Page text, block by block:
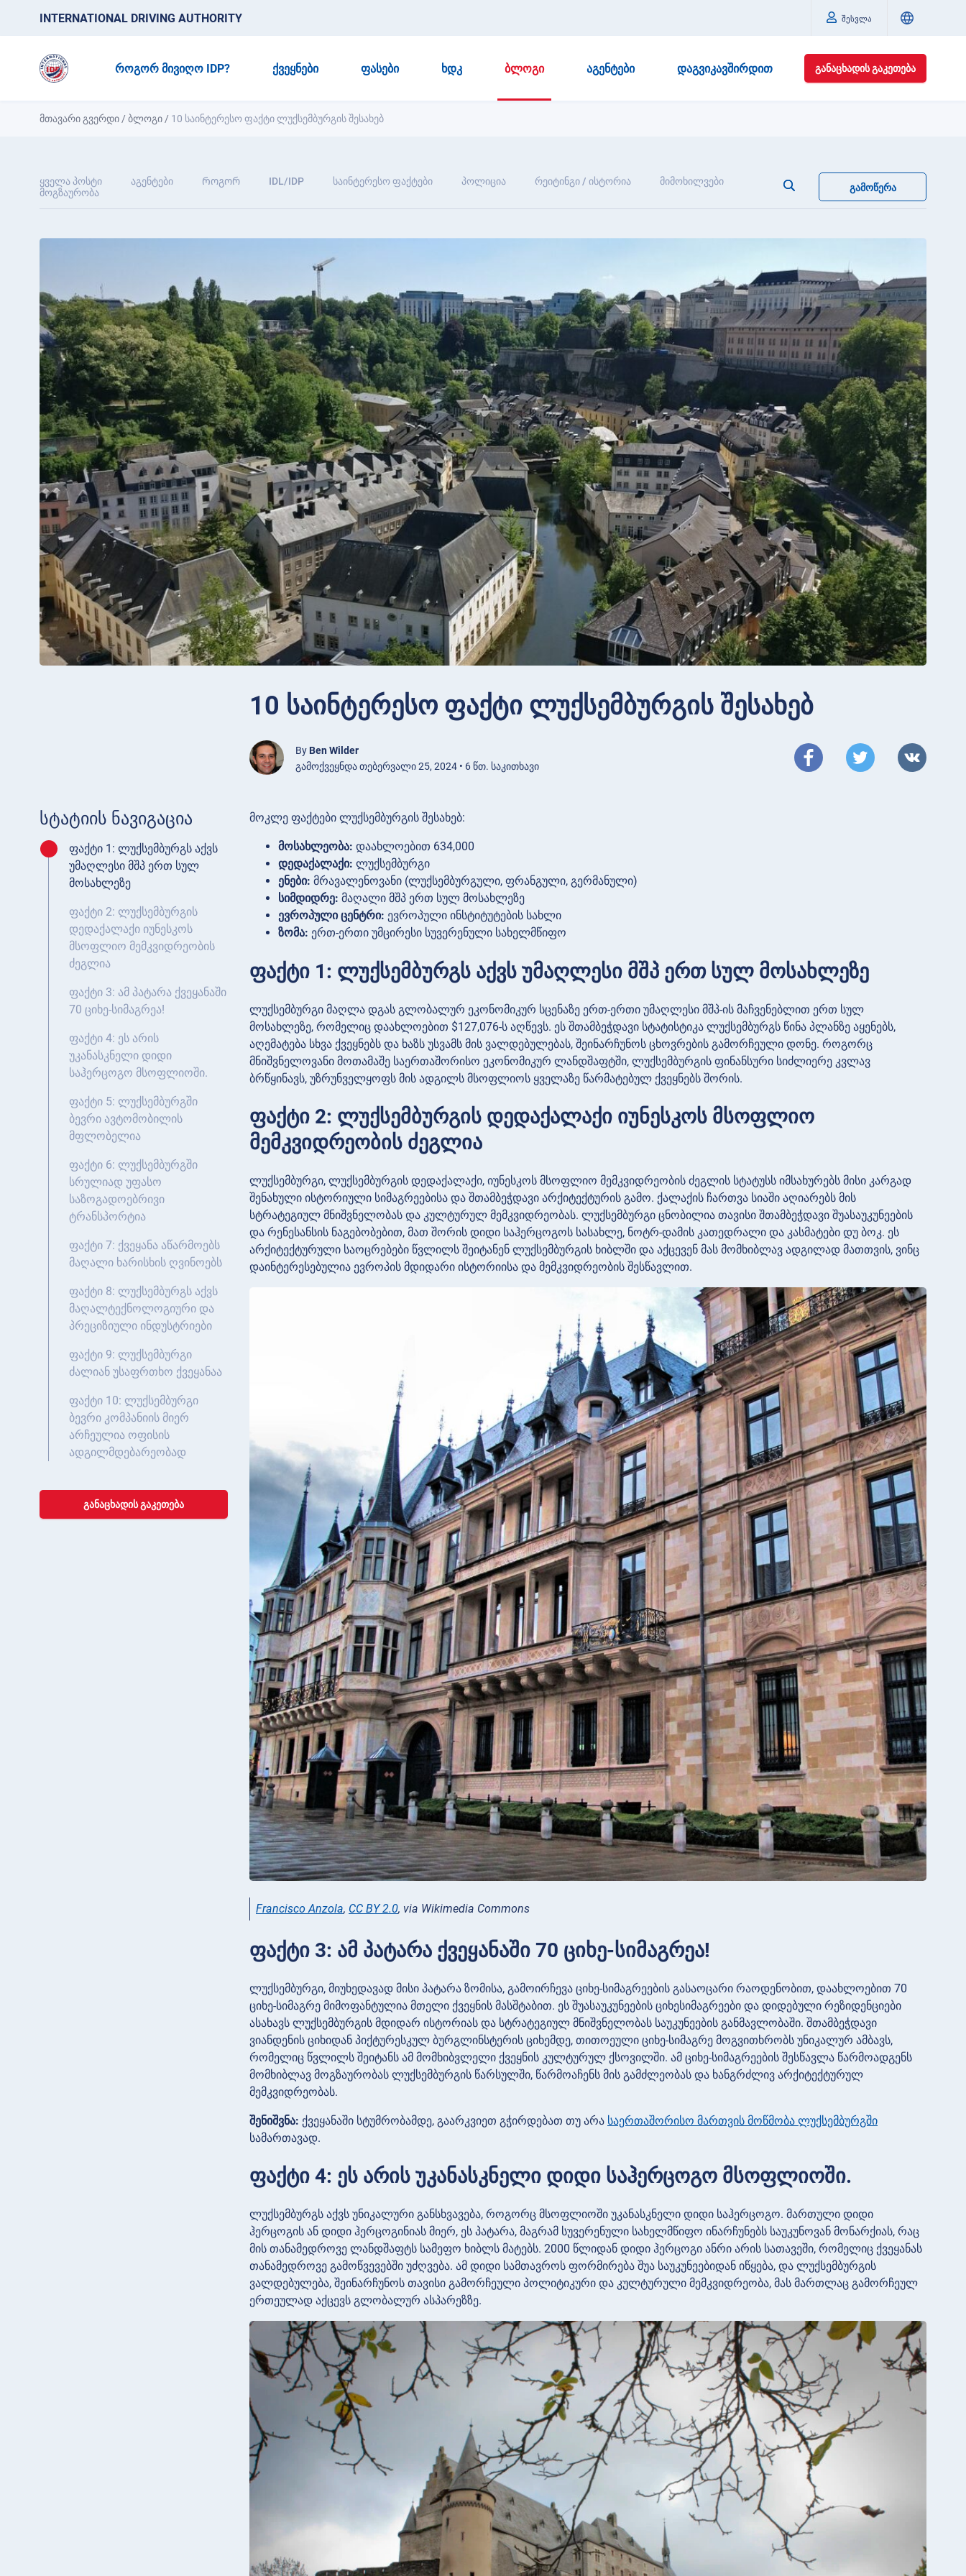
INTERNATIONAL DRIVING AUTHORITY შესვლა
ᲠᲝᲒᲝᲠ ᲛᲘᲕᲘᲦᲝ IDP? ᲥᲕᲔᲧᲜᲔᲑᲘ ᲤᲐᲡᲔᲑᲘ ᲮᲓᲙ ᲑᲚᲝᲒᲘ ᲐᲒᲔᲜᲢᲔᲑᲘ ᲓᲐᲒᲕᲘᲙᲐᲕᲨᲘᲠᲓᲘᲗ ᲒᲐᲜᲐᲪᲮᲐᲓᲘᲡ ᲒᲐᲙᲔᲗᲔᲑᲐ
მთავარი გვერდი /ბლოგი / 10 საინტერესო ფაქტი ლუქსემბურგის შესახებ
ყველა პოსტი აგენტები Როგორ IDL/IDP საინტერესო ფაქტები პოლიცია რეიტინგი / ისტორია
მიმოხილვები
მოგზაურობა
ᲒᲐᲛᲝᲬᲔᲠᲐ
10 საინტერესო ფაქტი ლუქსემბურგის შესახებ
By Ben Wilder
გამოქვეყნდა თებერვალი 25, 2024 • 6 წთ. საკითხავი
სტატიის ნავიგაცია
ფაქტი 1: ლუქსემბურგს აქვს
უმაღლესი მშპ ერთ სულ
მოსახლეზე
ფაქტი 2: ლუქსემბურგის
დედაქალაქი იუნესკოს
მსოფლიო მემკვიდრეობის
ძეგლია
ფაქტი 3: ამ პატარა ქვეყანაში
70 ციხე-სიმაგრეა!
ფაქტი 4: ეს არის
უკანასკნელი დიდი
საჰერცოგო მსოფლიოში.
ფაქტი 5: ლუქსემბურგში
ბევრი ავტომობილის
მფლობელია
ფაქტი 6: ლუქსემბურგში
სრულიად უფასო
საზოგადოებრივი
ტრანსპორტია
ფაქტი 7: ქვეყანა აწარმოებს
მაღალი ხარისხის ღვინოებს
ფაქტი 8: ლუქსემბურგს აქვს
მაღალტექნოლოგიური და
პრეციზიული ინდუსტრიები
ფაქტი 9: ლუქსემბურგი
ძალიან უსაფრთხო ქვეყანაა
ფაქტი 10: ლუქსემბურგი
ბევრი კომპანიის მიერ
არჩეულია ოფისის
ადგილმდებარეობად
ᲒᲐᲜᲐᲪᲮᲐᲓᲘᲡ ᲒᲐᲙᲔᲗᲔᲑᲐ
მოკლე ფაქტები ლუქსემბურგის შესახებ:
მოსახლეობა: დაახლოებით 634,000
დედაქალაქი: ლუქსემბურგი
ენები: მრავალენოვანი (ლუქსემბურგული, ფრანგული, გერმანული)
სიმდიდრე: მაღალი მშპ ერთ სულ მოსახლეზე
ევროპული ცენტრი: ევროპული ინსტიტუტების სახლი
ზომა: ერთ-ერთი უმცირესი სუვერენული სახელმწიფო
ფაქტი 1: ლუქსემბურგს აქვს უმაღლესი მშპ ერთ სულ მოსახლეზე
ლუქსემბურგი მაღლა დგას გლობალურ ეკონომიკურ სცენაზე ერთ-ერთი უმაღლესი მშპ-ის მაჩვენებლით ერთ სულ
მოსახლეზე, რომელიც დაახლოებით $127,076-ს აღწევს. ეს შთამბეჭდავი სტატისტიკა ლუქსემბურგს წინა პლანზე აყენებს,
აღემატება სხვა ქვეყნებს და ხაზს უსვამს მის ვალდებულებას, შეინარჩუნოს ცხოვრების გამორჩეული დონე. როგორც
მნიშვნელოვანი მოთამაშე საერთაშორისო ეკონომიკურ ლანდშაფტში, ლუქსემბურგის ფინანსური სიძლიერე კვლავ
ბრწყინავს, უზრუნველყოფს მის ადგილს მსოფლიოს ყველაზე წარმატებულ ქვეყნებს შორის.
ფაქტი 2: ლუქსემბურგის დედაქალაქი იუნესკოს მსოფლიო
მემკვიდრეობის ძეგლია
ლუქსემბურგი, ლუქსემბურგის დედაქალაქი, იუნესკოს მსოფლიო მემკვიდრეობის ძეგლის სტატუსს იმსახურებს მისი კარგად
შენახული ისტორიული სიმაგრეებისა და შთამბეჭდავი არქიტექტურის გამო. ქალაქის ჩართვა სიაში აღიარებს მის
სტრატეგიულ მნიშვნელობას და კულტურულ მემკვიდრეობას. ლუქსემბურგი ცნობილია თავისი შთამბეჭდავი შუასაუკუნეების
და რენესანსის ნაგებობებით, მათ შორის დიდი საჰერცოგოს სასახლე, ნოტრ-დამის კათედრალი და კასმატები დუ ბოკ. ეს
არქიტექტურული საოცრებები წვლილს შეიტანენ ლუქსემბურგის ხიბლში და აქცევენ მას მომხიბლავ ადგილად მათთვის, ვინც
დაინტერესებულია ევროპის მდიდარი ისტორიისა და მემკვიდრეობის შესწავლით.
Francisco Anzola, CC BY 2.0, via Wikimedia Commons
ფაქტი 3: ამ პატარა ქვეყანაში 70 ციხე-სიმაგრეა!
ლუქსემბურგი, მიუხედავად მისი პატარა ზომისა, გამოირჩევა ციხე-სიმაგრეების გასაოცარი რაოდენობით, დაახლოებით 70
ციხე-სიმაგრე მიმოფანტულია მთელი ქვეყნის მასშტაბით. ეს შუასაუკუნეების ციხესიმაგრეები და დიდებული რეზიდენციები
ასახავს ლუქსემბურგის მდიდარ ისტორიას და სტრატეგიულ მნიშვნელობას საუკუნეების განმავლობაში. შთამბეჭდავი
ვიანდენის ციხიდან პიქტურესკულ ბურგლინსტერის ციხემდე, თითოეული ციხე-სიმაგრე მოგვითხრობს უნიკალურ ამბავს,
რომელიც წვლილს შეიტანს ამ მომხიბვლელი ქვეყნის კულტურულ ქსოვილში. ამ ციხე-სიმაგრეების შესწავლა წარმოადგენს
მომხიბლავ მოგზაურობას ლუქსემბურგის წარსულში, წარმოაჩენს მის გამძლეობას და ხანგრძლივ არქიტექტურულ
მემკვიდრეობას.
შენიშვნა: ქვეყანაში სტუმრობამდე, გაარკვიეთ გჭირდებათ თუ არა საერთაშორისო მართვის მოწმობა ლუქსემბურგში
სამართავად.
ფაქტი 4: ეს არის უკანასკნელი დიდი საჰერცოგო მსოფლიოში.
ლუქსემბურგს აქვს უნიკალური განსხვავება, როგორც მსოფლიოში უკანასკნელი დიდი საჰერცოგო. მართული დიდი
ჰერცოგის ან დიდი ჰერცოგინიას მიერ, ეს პატარა, მაგრამ სუვერენული სახელმწიფო ინარჩუნებს საუკუნოვან მონარქიას, რაც
მის თანამედროვე ლანდშაფტს სამეფო ხიბლს მატებს. 2000 წლიდან დიდი ჰერცოგი ანრი არის სათავეში, რომელიც ქვეყანას
თანამედროვე გამოწვევებში უძღვება. ამ დიდი სამთავროს ფორმირება შუა საუკუნეებიდან იწყება, და ლუქსემბურგის
ვალდებულება, შეინარჩუნოს თავისი გამორჩეული პოლიტიკური და კულტურული მემკვიდრეობა, მას მართლაც გამორჩეულ
ერთეულად აქცევს გლობალურ ასპარეზზე.